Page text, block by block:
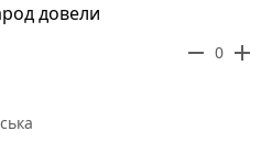
довели
remove 0 add